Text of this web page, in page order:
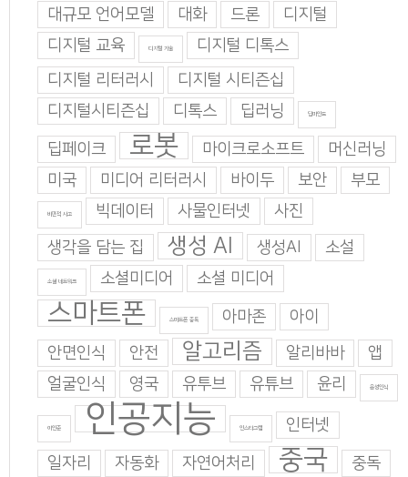
대규모 언어모델 대화 드론
디지털
디지털 교육
디지털 기술
디지털 디톡스
디지털 리터러시
디지털 시티즌십
디지털시티즌십
디톡스 딥러닝 딥마인드
딥페이크 로봇 마이크로소프트
머신러닝
미국
미디어 리터러시 바이두 보안 부모
비판적 사고 빅데이터 사물인터넷
사진
생각을 담는 집
생성 AI 생성AI 소설
소셜 네트워크 소셜미디어 소셜 미디어
스마트폰 스마트폰 중독 아마존
아이
안면인식
안전 알고리즘 알리바바
앱
얼굴인식
영국 유투브 유튜브 윤리 음성인식
이인준 인공지능 인스타그램 인터넷
일자리 자동화 자연어처리 중국
중독